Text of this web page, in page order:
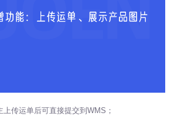
传运单后可直接提交到WMS；